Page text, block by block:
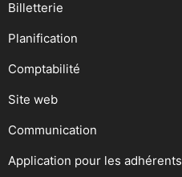
Billetterie
Planification
Comptabilité
Site web
Communication
Application pour les adhérents